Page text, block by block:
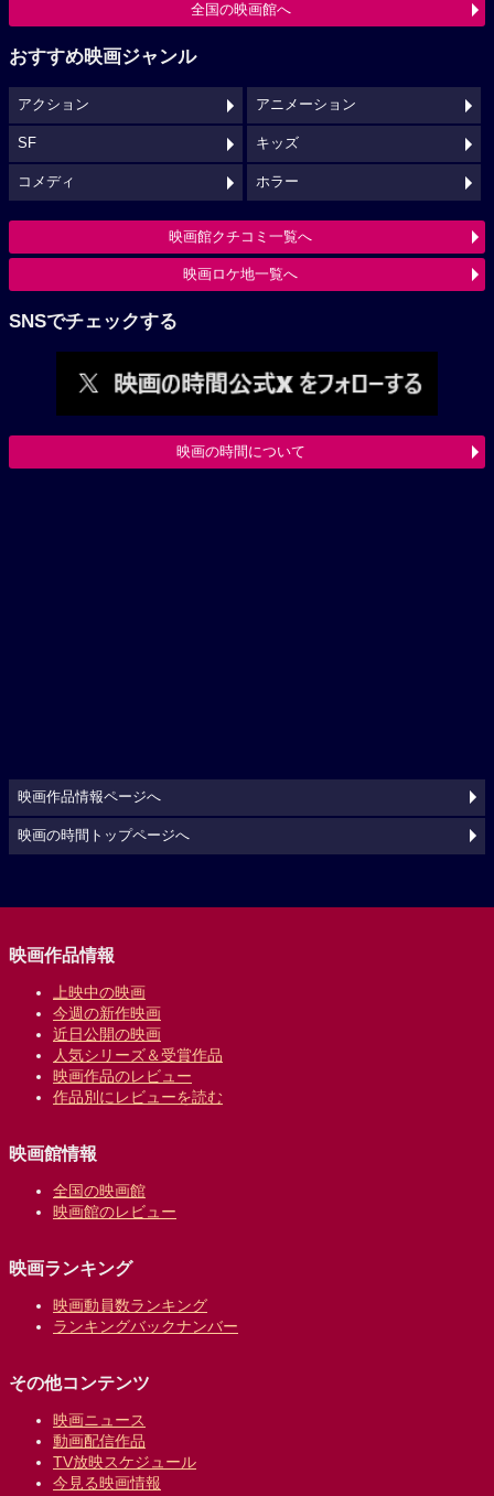
全国の映画館へ
おすすめ映画ジャンル
アクション アニメーション
SF キッズ
コメディ ホラー
映画館クチコミ一覧へ
映画ロケ地一覧へ
SNSでチェックする
映画の時間について
映画作品情報ページへ
映画の時間トップページへ
映画作品情報
上映中の映画
今週の新作映画
近日公開の映画
人気シリーズ＆受賞作品
映画作品のレビュー
作品別にレビューを読む
映画館情報
全国の映画館
映画館のレビュー
映画ランキング
映画動員数ランキング
ランキングバックナンバー
その他コンテンツ
映画ニュース
動画配信作品
TV放映スケジュール
今見る映画情報